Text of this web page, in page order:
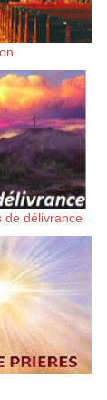
de délivrance